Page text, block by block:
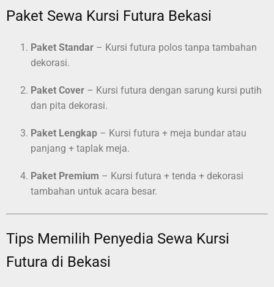
Paket Sewa Kursi Futura Bekasi
Paket Standar – Kursi futura polos tanpa tambahan
dekorasi.
Paket Cover – Kursi futura dengan sarung kursi putih
dan pita dekorasi.
Paket Lengkap – Kursi futura + meja bundar atau
panjang + taplak meja.
Paket Premium – Kursi futura + tenda + dekorasi
tambahan untuk acara besar.
Tips Memilih Penyedia Sewa Kursi
Futura di Bekasi